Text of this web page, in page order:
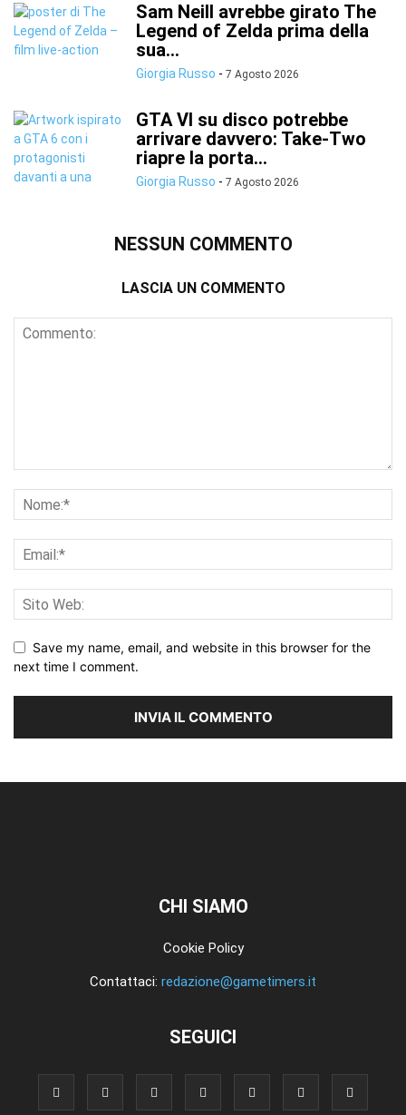
Sam Neill avrebbe girato The
Legend of Zelda prima della
sua...
Giorgia Russo - 7 Agosto 2026
GTA VI su disco potrebbe
arrivare davvero: Take-Two
riapre la porta...
Giorgia Russo - 7 Agosto 2026
NESSUN COMMENTO
LASCIA UN COMMENTO
Save my name, email, and website in this browser for the
next time I comment.
CHI SIAMO
Cookie Policy
Contattaci: redazione@gametimers.it
SEGUICI